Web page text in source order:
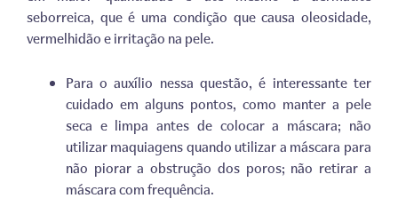
seborreica, que é uma condição que causa oleosidade,
vermelhidão e irritação na pele.
Para o auxílio nessa questão, é interessante ter
cuidado em alguns pontos, como manter a pele
seca e limpa antes de colocar a máscara; não
utilizar maquiagens quando utilizar a máscara para
não piorar a obstrução dos poros; não retirar a
máscara com frequência.